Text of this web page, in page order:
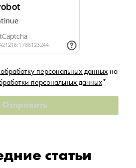
персональных данных на
персональных данных*
статьи